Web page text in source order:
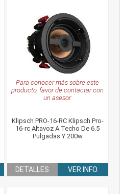
Para conocer más sobre este
producto, favor de contactar con
un asesor.
Klipsch PRO-16-RC Klipsch Pro-
16-rc Altavoz A Techo De 6.5
Pulgadas Y 200w
DETALLES VER INFO.